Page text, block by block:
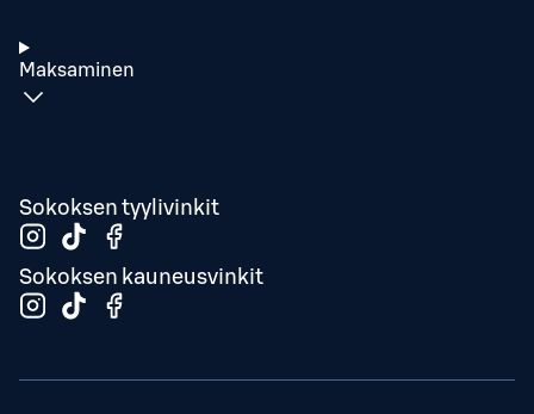
Maksaminen
Sokoksen tyylivinkit
Sokoksen kauneusvinkit